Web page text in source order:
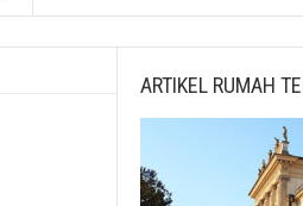
ARTIKEL RUMAH